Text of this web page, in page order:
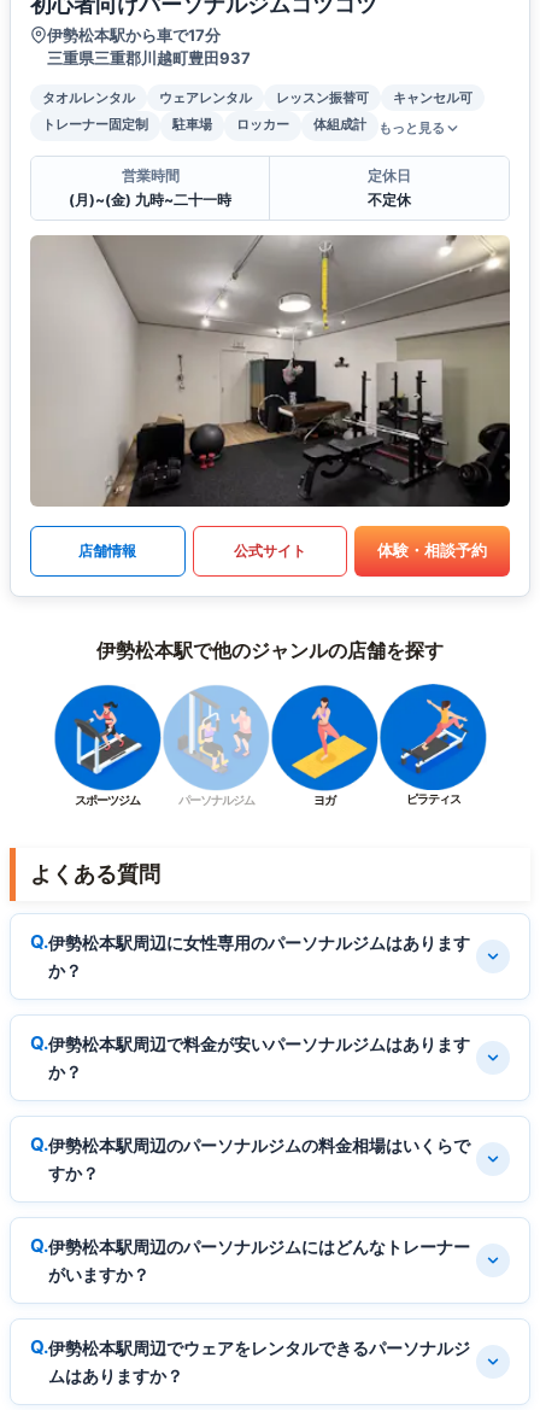
伊勢松本駅から車で17分
三重県三重郡川越町豊田937
タオルレンタル ウェアレンタル レッスン振替可
キャンセル可
トレーナー固定制
駐車場 ロッカー 体組成計 もっと見る
営業時間
(月)~(金) 九時~二十一時
定休日
不定休
店舗情報 公式サイト 体験・相談予約
伊勢松本駅で他のジャンルの店舗を探す
スポーツジム パーソナルジム ヨガ ピラティス
よくある質問
伊勢松本駅周辺に女性専用のパーソナルジムはあります
か？
伊勢松本駅周辺で料金が安いパーソナルジムはあります
か？
伊勢松本駅周辺のパーソナルジムの料金相場はいくらで
すか？
伊勢松本駅周辺のパーソナルジムにはどんなトレーナー
がいますか？
伊勢松本駅周辺でウェアをレンタルできるパーソナルジ
ムはありますか？